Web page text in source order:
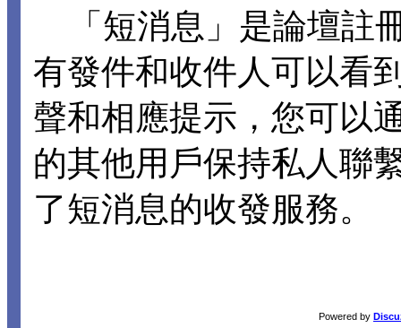
「短消息」是論壇註
有發件和收件人可以看
聲和相應提示，您可以
的其他用戶保持私人聯
了短消息的收發服務。
Powered by